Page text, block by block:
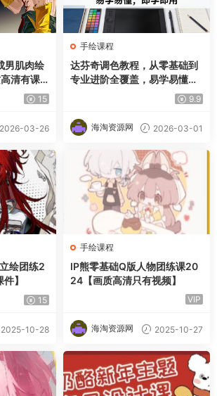
男肌肉绘
清有课
15
2026-03-26
手绘课程
达芬奇调色教程，从零基础到
专业进阶全覆盖，易学易懂，
9.9
海淘资源网 2026-03-01
绘团练2
】
15
2025-10-28
手绘课程
IP熊零基础Q版人物团练课20
24【画质高清只有视频】
VIP
海淘资源网 2025-10-27